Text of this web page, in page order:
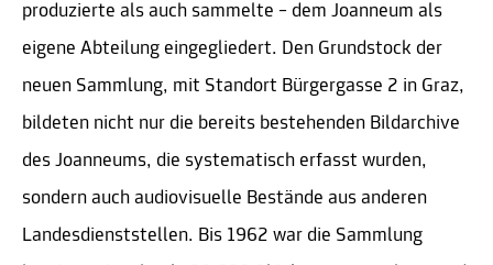
produzierte als auch sammelte – dem Joanneum als
eigene Abteilung eingegliedert. Den Grundstock der
neuen Sammlung, mit Standort Bürgergasse 2 in Graz,
bildeten nicht nur die bereits bestehenden Bildarchive
des Joanneums, die systematisch erfasst wurden,
sondern auch audiovisuelle Bestände aus anderen
Landesdienststellen. Bis 1962 war die Sammlung